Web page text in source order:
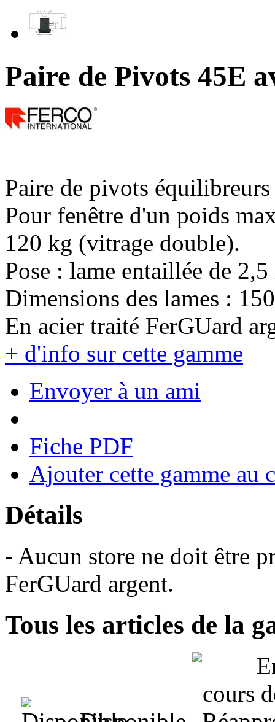
Paire de Pivots 45E
Paire de pivots
Pour fenêtre d'un poids
120 kg (vitrage double).
Pose : lame entaillée de
Dimensions des lames :
En acier traité FerGUard
+ d'info sur cette gamme
Envoyer à un ami
Fiche PDF
Ajouter cette gamme au
Détails
- Aucun store ne doit être
FerGUard argent.
Tous les articles de la